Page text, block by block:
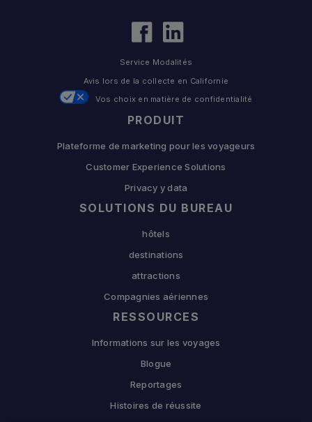
PRODUIT
Plateforme de marketing pour les voyageurs
Customer Experience Solutions
Privacy y data
SOLUTIONS DU BUREAU
hôtels
destinations
attractions
Compagnies aériennes
RESSOURCES
Informations sur les voyages
Blogue
Reportages
Histoires de réussite
Service Modalités
Avis lors de la collecte en Californie
Vos choix en matière de confidentialité